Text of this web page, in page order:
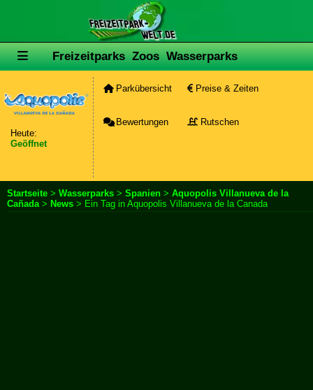
Freizeitparks Zoos Wasserparks
Heute:
Geöffnet
Parkübersicht Preise & Zeiten
Bewertungen Rutschen
Startseite > Wasserparks > Spanien > Aquopolis Villanueva de la
Cañada> News > Ein Tag in Aquopolis Villanueva de la Canada